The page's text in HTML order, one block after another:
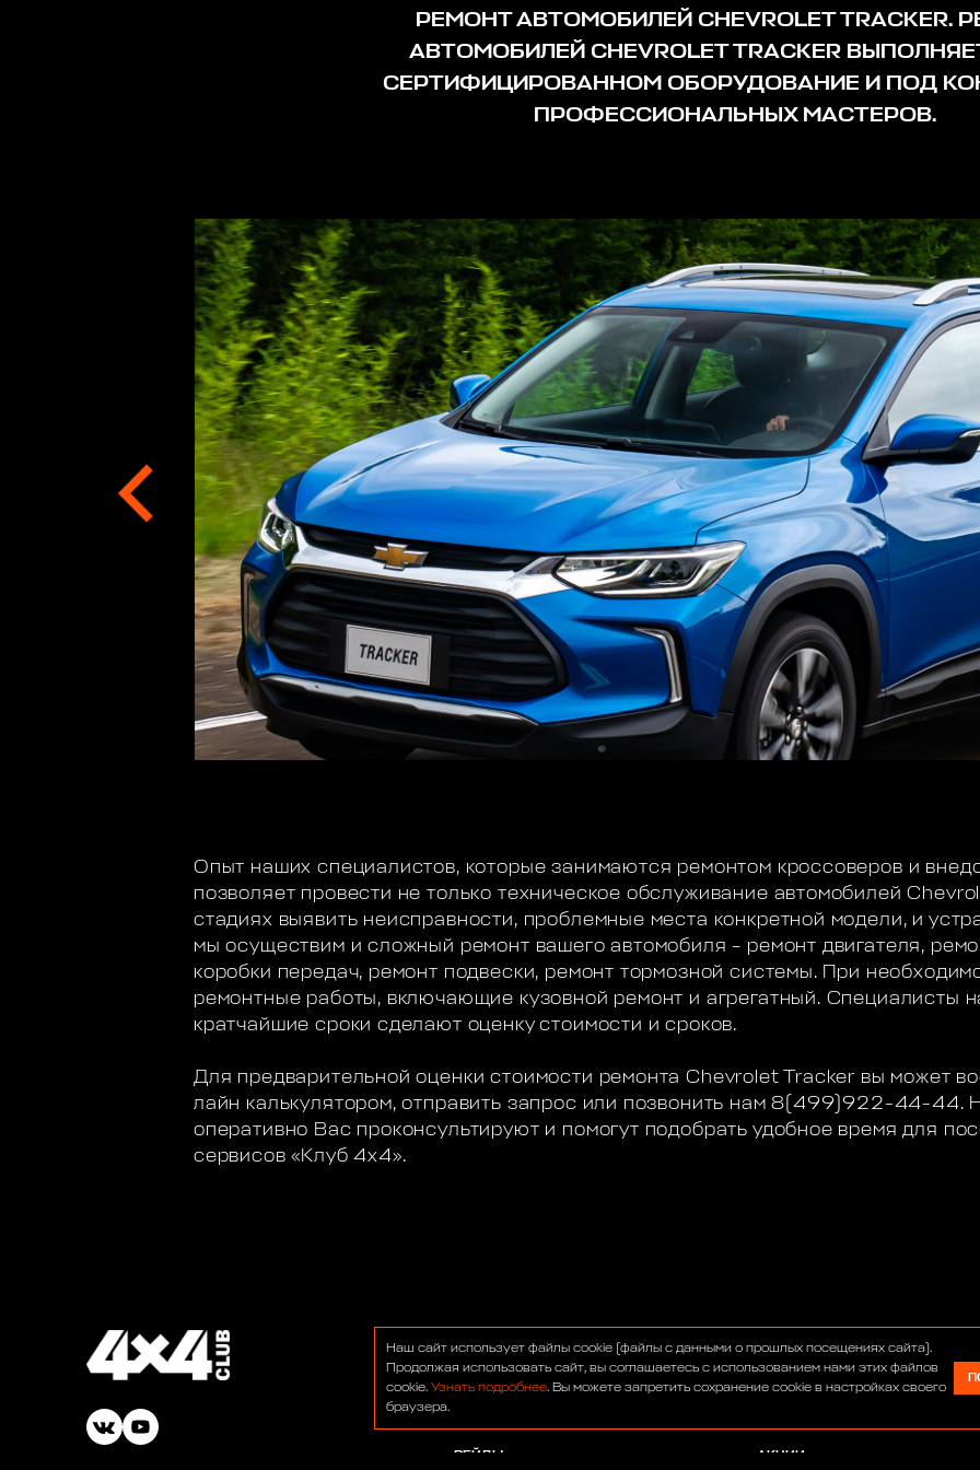
РЕМОНТ АВТОМОБИЛЕЙ CHEVROLET TRACKER.
АВТОМОБИЛЕЙ CHEVROLET TRACKER
СЕРТИФИЦИРОВАННОМ ОБОРУДОВАНИЕ И ПОД
ПРОФЕССИОНАЛЬНЫХ МАСТЕРОВ.
Опыт наших специалистов, которые занимаются ремонтом кроссоверов и
позволяет провести не только техническое обслуживание автомобилей
стадиях выявить неисправности, проблемные места конкретной модели, и
мы осуществим и сложный ремонт вашего автомобиля – ремонт двигателя,
коробки передач, ремонт подвески, ремонт тормозной системы. При
ремонтные работы, включающие кузовной ремонт и агрегатный. Специалисты
кратчайшие сроки сделают оценку стоимости и сроков.
Для предварительной оценки стоимости ремонта Chevrolet Tracker вы может
лайн калькулятором, отправить запрос или позвонить нам 8(499)922-44-44.
оперативно Вас проконсультируют и помогут подобрать удобное время для
сервисов «Клуб 4х4».
ФОРУМ
НОВОСТИ
БАР
РЕЙДЫ
СЕРВИС
АВТОСАЛОН
АКЦИИ
Наш сайт использует файлы cookie (файлы с данными о прошлых посещениях сайта).
Продолжая использовать сайт, вы соглашаетесь с использованием нами этих файлов
cookie. Узнать подробнее. Вы можете запретить сохранение cookie в настройках своего
браузера.